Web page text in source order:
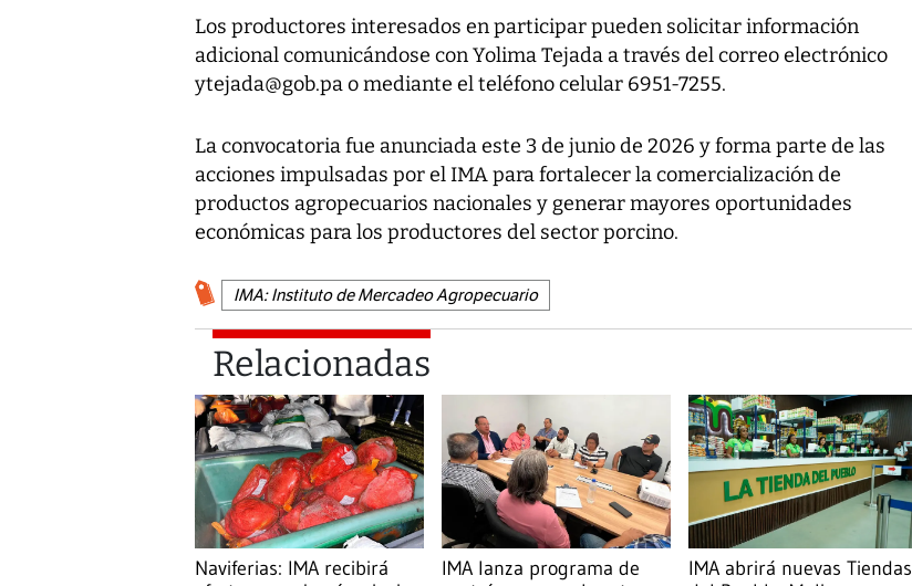
Los productores interesados en participar pueden solicitar información
adicional comunicándose con Yolima Tejada a través del correo electrónico
ytejada@gob.pa o mediante el teléfono celular 6951-7255.
La convocatoria fue anunciada este 3 de junio de 2026 y forma parte de las
acciones impulsadas por el IMA para fortalecer la comercialización de
productos agropecuarios nacionales y generar mayores oportunidades
económicas para los productores del sector porcino.
IMA: Instituto de Mercadeo Agropecuario
Relacionadas
Naviferias: IMA recibirá
IMA lanza programa de
IMA abrirá nuevas Tiendas